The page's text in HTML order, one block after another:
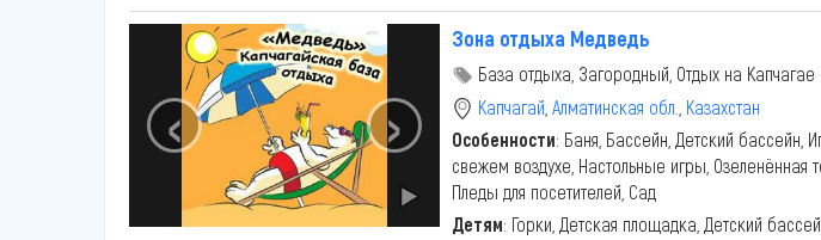
‹ ›
Зона отдыха Медведь
База отдыха, Загородный, Отдых на Капчагае
Капчагай Алматинская обл. Казахстан
Особенности: Баня, Бассейн, Детский бассейн,
свежем воздухе, Настольные игры, Озеленённая
Пледы для посетителей, Сад
Детям: Горки, Детская площадка, Детский